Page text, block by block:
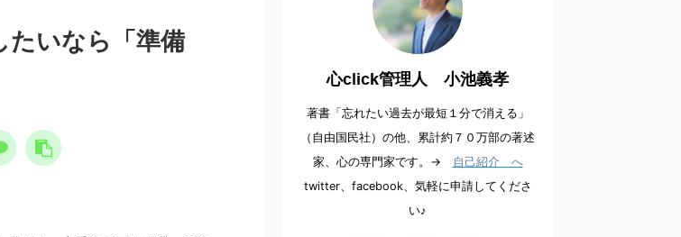
たいなら「準備
心click管理人 小池義孝
著書「忘れたい過去が最短１分で消える」
（自由国民社）の他、累計約７０万部の著述
家、心の専門家です。→ 自己紹介 へ
twitter、facebook、気軽に申請してくださ
い♪